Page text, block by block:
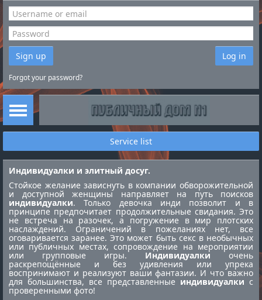
Sign up Log in
Forgot your password?
Service list
Индивидуалки и элитный досуг.
Стойкое желание зависнуть в компании обворожительной
и доступной женщины направляет на путь поисков
индивидуалки. Только девочка инди позволит и в
принципе предпочитает продолжительные свидания. Это
не встреча на разочек, а погружение в мир плотских
наслаждений. Ограничений в пожеланиях нет, все
оговаривается заранее. Это может быть секс в необычных
или публичных местах, сопровождение на мероприятии
или групповые игры. Индивидуалки очень
раскрепощённые и без удивления или упрека
воспринимают и реализуют ваши фантазии. И что важно
для большинства, все представленные индивидуалки с
проверенными фото!